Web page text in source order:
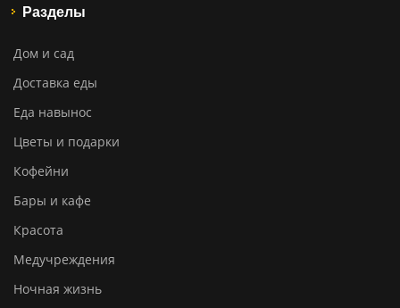
Разделы
Дом и сад
Доставка еды
Еда навынос
Цветы и подарки
Кофейни
Бары и кафе
Красота
Медучреждения
Ночная жизнь